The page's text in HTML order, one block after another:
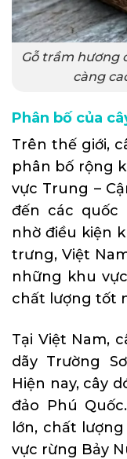
Gỗ trầm hương
càng
Phân bố của
Trên thế giới,
phân bố rộng
vực Trung –
đến các
nhờ điều kiện
trưng, Việt
những khu
chất lượng tốt
Tại Việt Nam,
dãy Trường
Hiện nay, cây
đảo Phú
lớn, chất
vực rừng Bảy